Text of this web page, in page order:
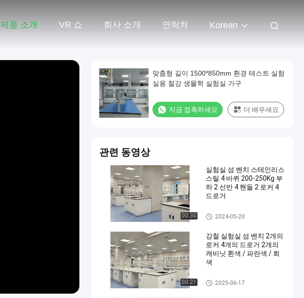
제품 소개 VR 쇼 회사 소개 연락처 Korean
맞춤형 길이 1500*850mm 환경 테스트 실험
실용 철강 생물학 실험실 가구
지금 접촉하세요 더 배우세요
관련 동영상
00:30
실험실 섬 벤치 스테인리스
스틸 4 바퀴 200-250Kg 부
하 2 선반 4 핸들 2 로커 4
드로거
Lab Island Bench
2024-05-20
00:21
강철 실험실 섬 벤치 2개의
로커 4개의 드로거 2개의
캐비닛 흰색 / 파란색 / 회
색
Lab Island Bench
2025-06-17